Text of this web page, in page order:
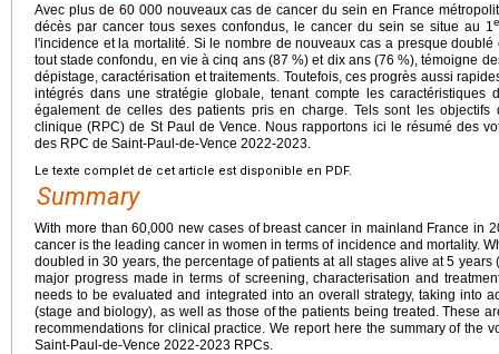
Avec plus de 60 000 nouveaux cas de cancer du sein en France
décès par cancer tous sexes confondus, le cancer du sein se situe au 1
l'incidence et la mortalité. Si le nombre de nouveaux cas a presque
tout stade confondu, en vie à cinq ans (87 %) et dix ans (76 %), témoigne
dépistage, caractérisation et traitements. Toutefois, ces progrès aussi
intégrés dans une stratégie globale, tenant compte les
également de celles des patients pris en charge. Tels sont les objectifs
clinique (RPC) de St Paul de Vence. Nous rapportons ici le résumé des
des RPC de Saint-Paul-de-Vence 2022-2023.
Le texte complet de cet article est disponible en PDF.
Summary
With more than 60,000 new cases of breast cancer in mainland France in
cancer is the leading cancer in women in terms of incidence and mortality.
doubled in 30 years, the percentage of patients at all stages alive at 5
major progress made in terms of screening, characterisation and
needs to be evaluated and integrated into an overall strategy, taking into
(stage and biology), as well as those of the patients being treated. These
recommendations for clinical practice. We report here the summary of the
Saint-Paul-de-Vence 2022-2023 RPCs.